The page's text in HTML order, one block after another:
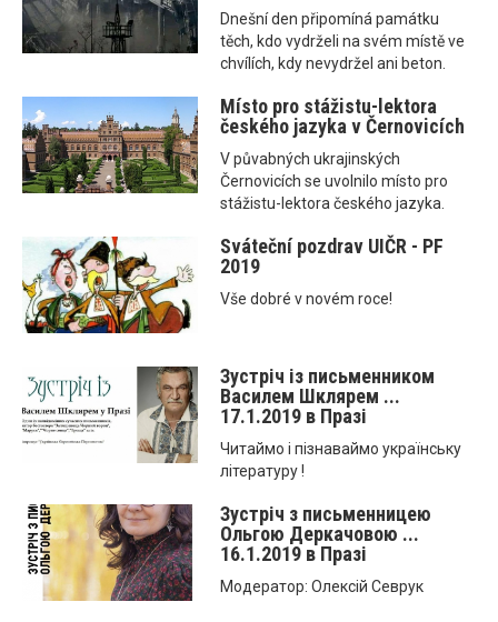
Dnešní den připomíná památku
těch, kdo vydrželi na svém místě ve
chvílích, kdy nevydržel ani beton.
Místo pro stážistu-lektora
českého jazyka v Černovicích
V půvabných ukrajinských
Černovicích se uvolnilo místo pro
stážistu-lektora českého jazyka.
Sváteční pozdrav UIČR - PF
2019
Vše dobré v novém roce!
Зустріч із письменником
Василем Шклярем ...
17.1.2019 в Празі
Читаймо і пізнаваймо українську
літературу !
Зустріч з письменницею
Ольгою Деркачовою ...
16.1.2019 в Празі
Модератор: Олексій Севрук